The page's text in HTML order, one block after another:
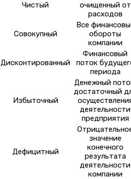
Чистый
очищенный от
расходов
Совокупный
Все
обороты
компании
Дисконтированный
Финансовый
поток
периода
Избыточный
Денежный
достаточный
деятельности
предприятия
Дефицитный
значение
конечного
результата
деятельности
компании